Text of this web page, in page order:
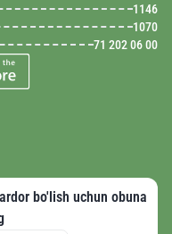
1146
1070
71 202 06 00
bo'lish uchun obuna